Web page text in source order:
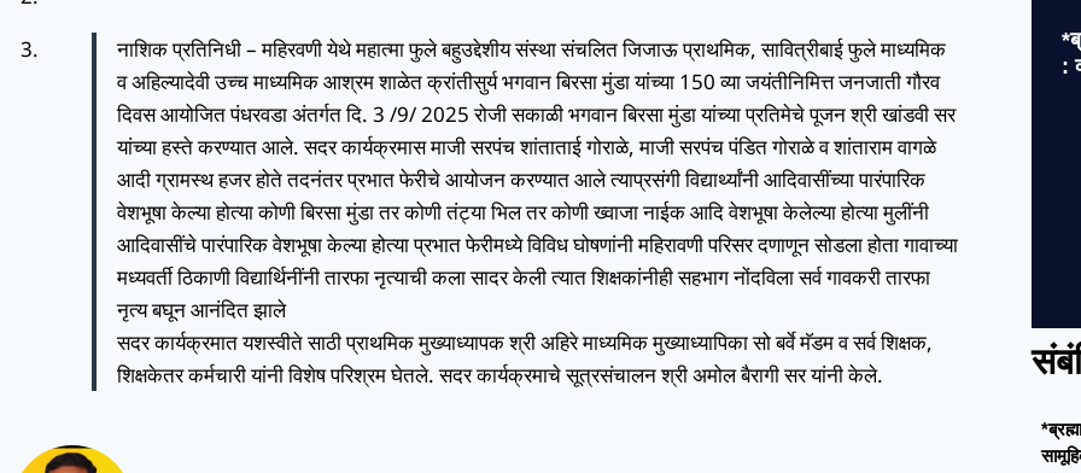
नाशिक प्रतिनिधी – महिरवणी येथे महात्मा फुले बहुउद्देशीय संस्था संचलित जिजाऊ प्राथमिक, सावित्रीबाई फुले माध्यमिक
व अहिल्यादेवी उच्च माध्यमिक आश्रम शाळेत क्रांतीसुर्य भगवान बिरसा मुंडा यांच्या 150 व्या जयंतीनिमित्त जनजाती गौरव
दिवस आयोजित पंधरवडा अंतर्गत दि. 3 /9/ 2025 रोजी सकाळी भगवान बिरसा मुंडा यांच्या प्रतिमेचे पूजन श्री खांडवी सर
यांच्या हस्ते करण्यात आले. सदर कार्यक्रमास माजी सरपंच शांताताई गोराळे, माजी सरपंच पंडित गोराळे व शांताराम वागळे
आदी ग्रामस्थ हजर होते तदनंतर प्रभात फेरीचे आयोजन करण्यात आले त्याप्रसंगी विद्यार्थ्यांनी आदिवासींच्या पारंपारिक
वेशभूषा केल्या होत्या कोणी बिरसा मुंडा तर कोणी तंट्या भिल तर कोणी ख्वाजा नाईक आदि वेशभूषा केलेल्या होत्या मुलींनी
आदिवासींचे पारंपारिक वेशभूषा केल्या होत्या प्रभात फेरीमध्ये विविध घोषणांनी महिरावणी परिसर दणाणून सोडला होता गावाच्या
मध्यवर्ती ठिकाणी विद्यार्थिनींनी तारफा नृत्याची कला सादर केली त्यात शिक्षकांनीही सहभाग नोंदविला सर्व गावकरी तारफा
नृत्य बघून आनंदित झाले
सदर कार्यक्रमात यशस्वीते साठी प्राथमिक मुख्याध्यापक श्री अहिरे माध्यमिक मुख्याध्यापिका सो बर्वे मॅडम व सर्व शिक्षक,
शिक्षकेतर कर्मचारी यांनी विशेष परिश्रम घेतले. सदर कार्यक्रमाचे सूत्रसंचालन श्री अमोल बैरागी सर यांनी केले.
: